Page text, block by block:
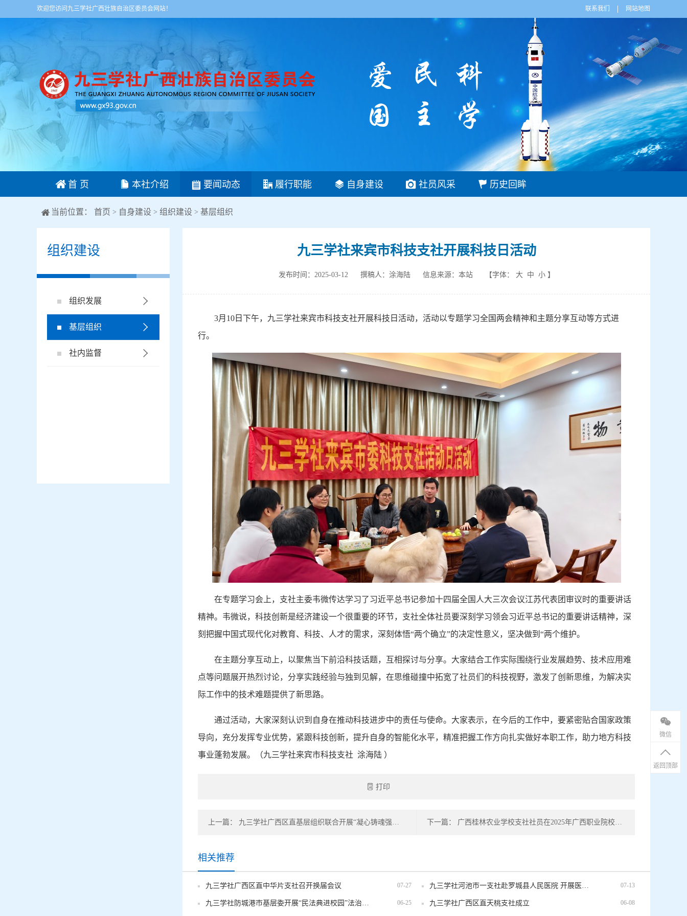
欢迎您访问九三学社广西壮族自治区委员会网站！ 联系我们 网站地图
首 页 本社介绍 要闻动态 履行职能 自身建设 社员风采 历史回眸
当前位置： 首页 > 自身建设 > 组织建设 > 基层组织
组织建设
组织发展
基层组织
社内监督
九三学社来宾市科技支社开展科技日活动
发布时间：2025-03-12 撰稿人：涂海陆 信息来源：本站 【字体： 大 中 小 】
3月10日下午，九三学社来宾市科技支社开展科技日活动，活动以专题学习全国两会精神和主题分享互动等方式进
行。
在专题学习会上，支社主委韦微传达学习了习近平总书记参加十四届全国人大三次会议江苏代表团审议时的重要讲话
精神。韦微说，科技创新是经济建设一个很重要的环节，支社全体社员要深刻学习领会习近平总书记的重要讲话精神，深
刻把握中国式现代化对教育、科技、人才的需求，深刻体悟“两个确立”的决定性意义，坚决做到“两个维护。
在主题分享互动上，以聚焦当下前沿科技话题，互相探讨与分享。大家结合工作实际围绕行业发展趋势、技术应用难
点等问题展开热烈讨论，分享实践经验与独到见解，在思维碰撞中拓宽了社员们的科技视野，激发了创新思维，为解决实
际工作中的技术难题提供了新思路。
通过活动，大家深刻认识到自身在推动科技进步中的责任与使命。大家表示，在今后的工作中，要紧密贴合国家政策
导向，充分发挥专业优势，紧跟科技创新，提升自身的智能化水平，精准把握工作方向扎实做好本职工作，助力地方科技
事业蓬勃发展。（九三学社来宾市科技支社 涂海陆 ）
打印
下一篇： 广西桂林农业学校支社社员在2025年广西职业院校技能大赛展风采
相关推荐
九三学社广西区直中华片支社召开换届会议 07-27 07-13
06-25 九三学社广西区直天桃支社成立 06-08
微信
返回顶部